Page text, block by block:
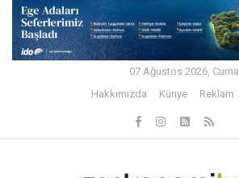
07 Ağustos 2026, Cuma
Hakkımızda
Künye Reklam